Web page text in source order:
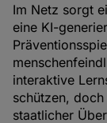
Im Netz sorgt
eine KI-
interaktive
schützen,
staatlicher